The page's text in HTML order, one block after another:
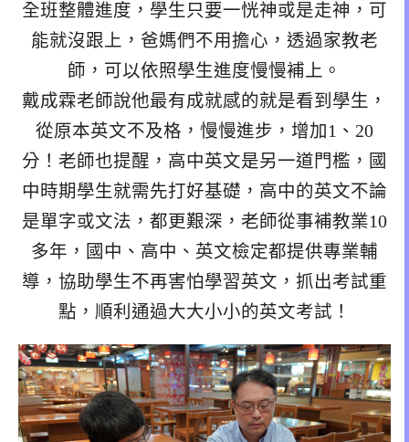
全班整體進度，學生只要一恍神或是走神，可
能就沒跟上，爸媽們不用擔心，透過家教老
師，可以依照學生進度慢慢補上。
戴成霖老師說他最有成就感的就是看到學生，
從原本英文不及格，慢慢進步，增加1、20
分！老師也提醒，高中英文是另一道門檻，國
中時期學生就需先打好基礎，高中的英文不論
是單字或文法，都更艱深，老師從事補教業10
多年，國中、高中、英文檢定都提供專業輔
導，協助學生不再害怕學習英文，抓出考試重
點，順利通過大大小小的英文考試！